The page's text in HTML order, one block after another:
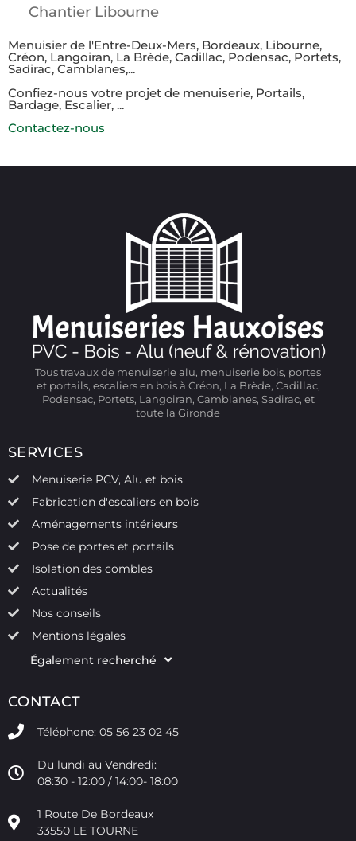
Chantier Libourne
Menuisier de l'Entre-Deux-Mers, Bordeaux, Libourne,
Créon, Langoiran, La Brède, Cadillac, Podensac, Portets,
Sadirac, Camblanes,...​
Confiez-nous votre projet de menuiserie, Portails,
Bardage, Escalier, ...
Contactez-nous
Tous travaux de menuiserie alu, menuiserie bois, portes
et portails, escaliers en bois à Créon, La Brède, Cadillac,
Podensac, Portets, Langoiran, Camblanes, Sadirac, et
toute la Gironde
SERVICES
Menuiserie PCV, Alu et bois
Fabrication d'escaliers en bois
Aménagements intérieurs
Pose de portes et portails
Isolation des combles
Actualités
Nos conseils
Mentions légales
Également recherché
CONTACT
Téléphone: 05 56 23 02 45
Du lundi au Vendredi:
08:30 - 12:00 / 14:00- 18:00
1 Route De Bordeaux
33550 LE TOURNE